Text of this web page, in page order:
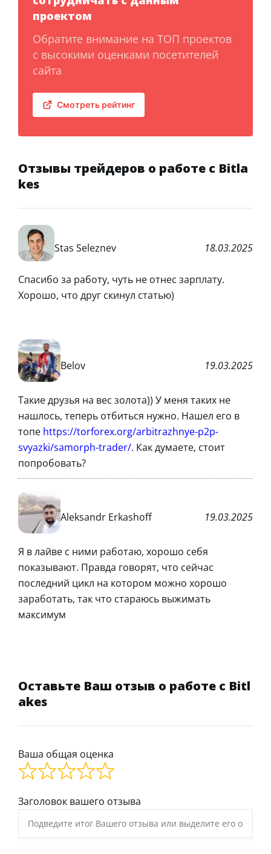
проектом
Обратите внимание на ТОП проектов
с высокими оценками посетителей
сайта
Смотреть рейтинг
Отзывы трейдеров о работе с Bitla
kes
Stas Seleznev 18.03.2025
Спасибо за работу, чуть не отнес зарплату.
Хорошо, что друг скинул статью)
Belov 19.03.2025
Такие друзья на вес золота)) У меня таких не
нашлось, теперь отбиться нужно. Нашел его в
топе https://torforex.org/arbitrazhnye-p2p-
svyazki/samorph-trader/. Как думаете, стоит
попробовать?
Aleksandr Erkashoff 19.03.2025
Я в лайве с ними работаю, хорошо себя
показывают. Правда говорят, что сейчас
последний цикл на котором можно хорошо
заработать, так что стараюсь выжимать
максимум
Оставьте Ваш отзыв о работе с Bitl
akes
Ваша общая оценка
Заголовок вашего отзыва